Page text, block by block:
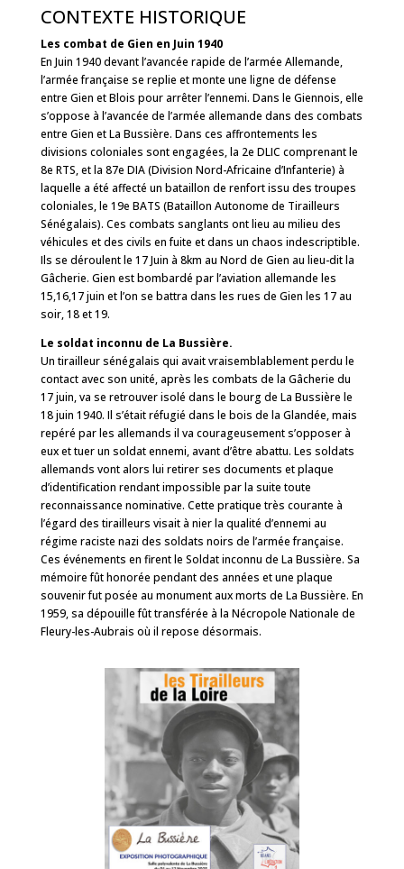
CONTEXTE HISTORIQUE
Les combat de Gien en Juin 1940
En Juin 1940 devant l’avancée rapide de l’armée Allemande,
l’armée française se replie et monte une ligne de défense
entre Gien et Blois pour arrêter l’ennemi. Dans le Giennois, elle
s’oppose à l’avancée de l’armée allemande dans des combats
entre Gien et La Bussière. Dans ces affrontements les
divisions coloniales sont engagées, la 2e DLIC comprenant le
8e RTS, et la 87e DIA (Division Nord-Africaine d’Infanterie) à
laquelle a été affecté un bataillon de renfort issu des troupes
coloniales, le 19e BATS (Bataillon Autonome de Tirailleurs
Sénégalais). Ces combats sanglants ont lieu au milieu des
véhicules et des civils en fuite et dans un chaos indescriptible.
Ils se déroulent le 17 Juin à 8km au Nord de Gien au lieu-dit la
Gâcherie. Gien est bombardé par l’aviation allemande les
15,16,17 juin et l’on se battra dans les rues de Gien les 17 au
soir, 18 et 19.
Le soldat inconnu de La Bussière.
Un tirailleur sénégalais qui avait vraisemblablement perdu le
contact avec son unité, après les combats de la Gâcherie du
17 juin, va se retrouver isolé dans le bourg de La Bussière le
18 juin 1940. Il s’était réfugié dans le bois de la Glandée, mais
repéré par les allemands il va courageusement s’opposer à
eux et tuer un soldat ennemi, avant d’être abattu. Les soldats
allemands vont alors lui retirer ses documents et plaque
d’identification rendant impossible par la suite toute
reconnaissance nominative. Cette pratique très courante à
l’égard des tirailleurs visait à nier la qualité d’ennemi au
régime raciste nazi des soldats noirs de l’armée française.
Ces événements en firent le Soldat inconnu de La Bussière. Sa
mémoire fût honorée pendant des années et une plaque
souvenir fut posée au monument aux morts de La Bussière. En
1959, sa dépouille fût transférée à la Nécropole Nationale de
Fleury-les-Aubrais où il repose désormais.